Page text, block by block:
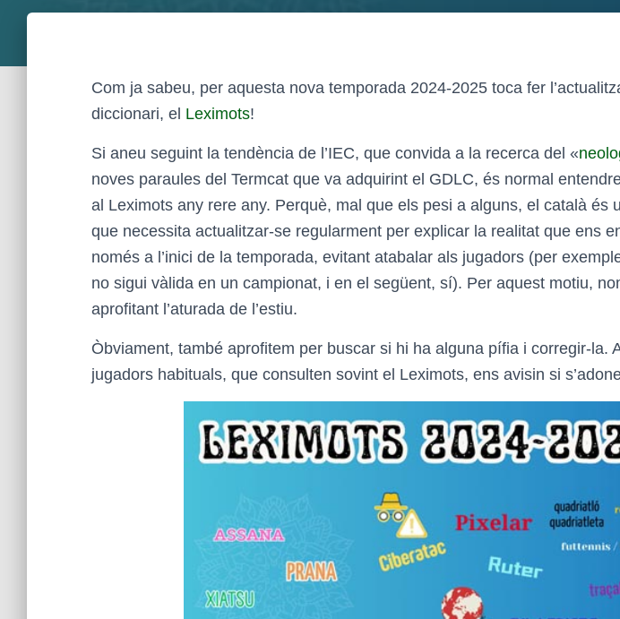
Com ja sabeu, per aquesta nova temporada 2024-2025 toca fer
diccionari, el Leximots!
Si aneu seguint la tendència de l’IEC, que convida a la recerca del «
noves paraules del Termcat que va adquirint el GDLC, és normal
al Leximots any rere any. Perquè, mal que els pesi a alguns, el català és
que necessita actualitzar-se regularment per explicar la realitat que ens
només a l’inici de la temporada, evitant atabalar als jugadors (per
no sigui vàlida en un campionat, i en el següent, sí). Per aquest motiu,
aprofitant l’aturada de l’estiu.
Òbviament, també aprofitem per buscar si hi ha alguna pífia i corregir-la.
jugadors habituals, que consulten sovint el Leximots, ens avisin si